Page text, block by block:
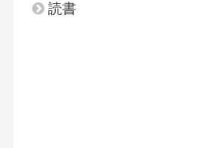
読書